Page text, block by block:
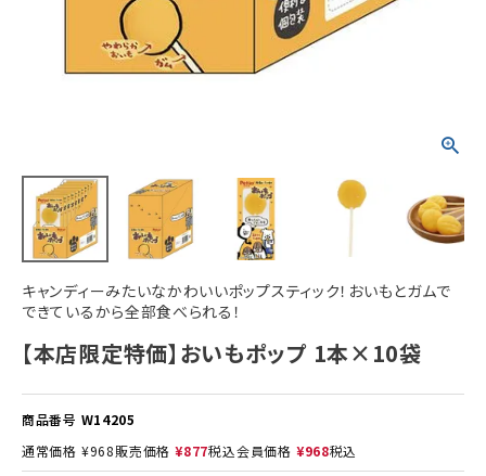
キャンディーみたいなかわいいポップスティック！おいもとガムで
できているから全部食べられる！
【本店限定特価】おいもポップ 1本×10袋
商品番号 W14205
通常価格 ¥968販売価格 ¥877税込会員価格 ¥968税込